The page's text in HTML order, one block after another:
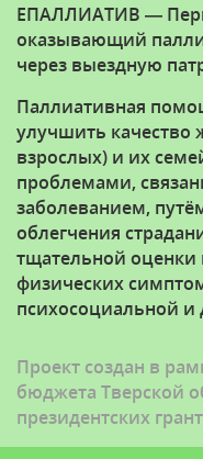
ЕПАЛЛИАТИВ —
оказывающий
через выездную
Паллиативная
улучшить качество
взрослых) и их
проблемами,
заболеванием,
облегчения
тщательной оценки
физических
психосоциальной
Проект создан в
бюджета Тверской
президентских